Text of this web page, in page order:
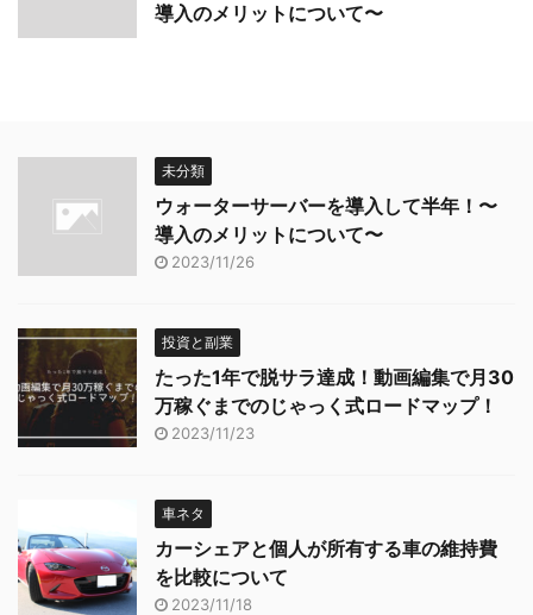
導入のメリットについて〜
未分類
ウォーターサーバーを導入して半年！〜
導入のメリットについて〜
2023/11/26
投資と副業
たった1年で脱サラ達成！動画編集で月30
万稼ぐまでのじゃっく式ロードマップ！
2023/11/23
車ネタ
カーシェアと個人が所有する車の維持費
を比較について
2023/11/18